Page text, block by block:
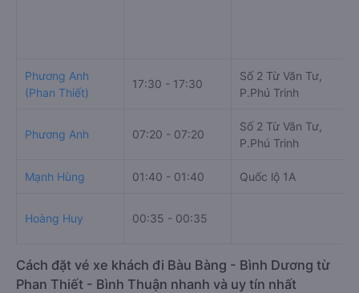
Phương Anh
(Phan Thiết)
17:30 - 17:30
Số 2 Từ Văn Tư,
P.Phú Trinh
Phương Anh 07:20 - 07:20
Số 2 Từ Văn Tư,
P.Phú Trinh
Mạnh Hùng 01:40 - 01:40 Quốc lộ 1A
Hoàng Huy 00:35 - 00:35
Cách đặt vé xe khách đi Bàu Bàng - Bình Dương từ
Phan Thiết - Bình Thuận nhanh và uy tín nhất